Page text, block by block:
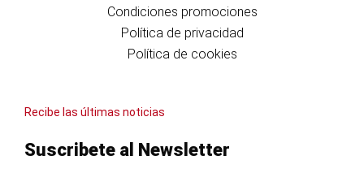
Condiciones promociones
Política de privacidad
Política de cookies
Recibe las últimas noticias
Suscribete al Newsletter